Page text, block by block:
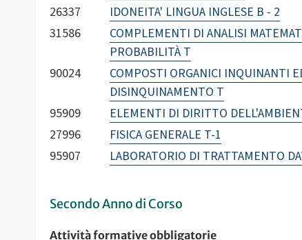
26337
IDONEITA' LINGUA INGLESE B - 2
31586
COMPLEMENTI DI ANALISI
PROBABILITÀ T
90024
COMPOSTI ORGANICI INQUINANTI
DISINQUINAMENTO T
95909 ELEMENTI DI DIRITTO
27996
FISICA GENERALE T-1
95907
LABORATORIO DI TRATTAMENTO
Secondo Anno di Corso
Attività formative obbligatorie